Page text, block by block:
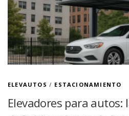
ELEVAUTOS / ESTACIONAMIENTO
Elevadores para autos: